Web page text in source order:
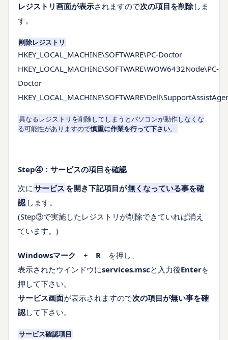
レジストリ画面が表示されますので次の項目を削除しま
す。
削除レジストリ
HKEY_LOCAL_MACHINE\SOFTWARE\PC-Doctor
HKEY_LOCAL_MACHINE\SOFTWARE\WOW6432Node\PC-
Doctor
異なるレジストリを削除してしまうとパソコンが動作しなくな
る可能性がありますので慎重に作業を行って下さい。
Step④：サービスの項目を確認
次に サービス を開き下記項目が無くなっている事を確
認 します。
(Step③で実施したレジストリが削除できていれば消え
ています。)
Windowsマーク + R を押し、
表示されたウインドウにservices.mscと入力後Enterを
押して下さい。
サービス画面が表示されますので次の項目が無い事を確
認して下さい。
サービス確認項目